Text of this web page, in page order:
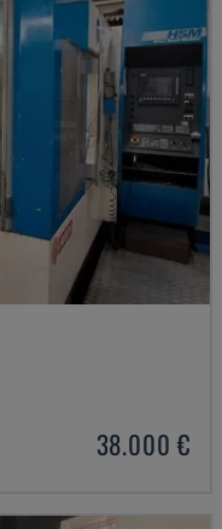
38.000 €